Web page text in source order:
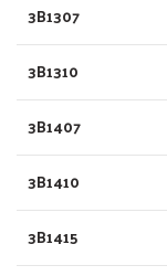
3B1307
3B1310
3B1407
3B1410
3B1415